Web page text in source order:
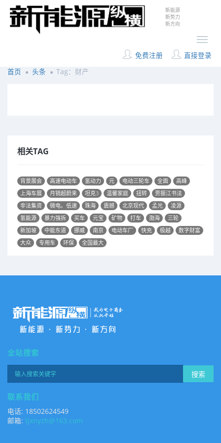
新能源
新势力
新方向
免费注册
直接登录
首页
头条 Tag：财产
相关TAG
背景展会 高速电动车 氢动力 元 电动三轮车 全面
高峰
上海车展
月销超蔚来 坦克3 温馨家庭 扭转
贾振江书法
非法集资
微电。低速 珠海 震撼 北京现代 孟光
凌源
氢能源
暴力强拆 买车 元宝 矿物 打车 渤海
三轮
新加坡
中能东道 挪威 南京 电动车厂 快充 极越
数字财富
大众
专用车 环保 全国最大
全站搜索
搜索
联系我们
电话: 18502624549
邮箱: tjxnyzh@163.com